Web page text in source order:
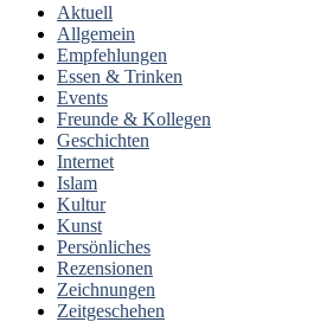
Aktuell
Allgemein
Empfehlungen
Essen & Trinken
Events
Freunde & Kollegen
Geschichten
Internet
Islam
Kultur
Kunst
Persönliches
Rezensionen
Zeichnungen
Zeitgeschehen